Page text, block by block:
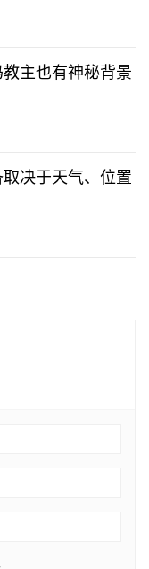
主也有神秘背景
决于天气、位置